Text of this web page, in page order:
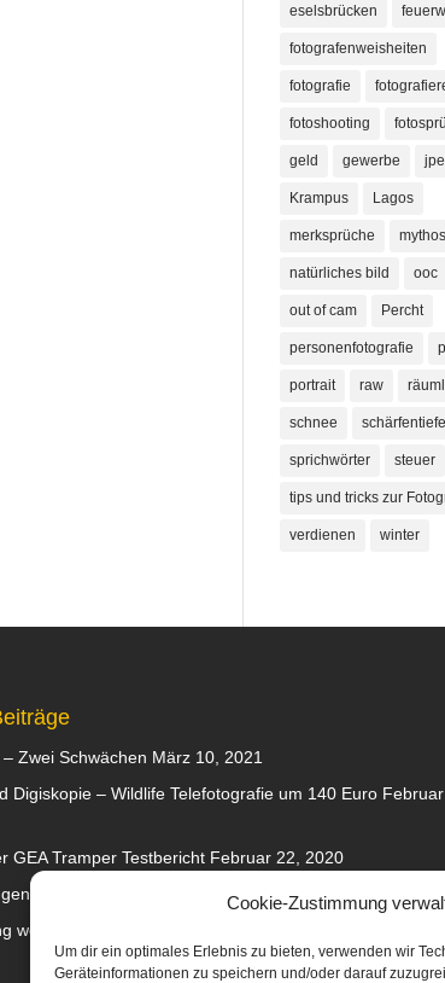
Cookie-Zustimmung
Um dir ein optimales Erlebnis zu bieten, verwenden wir
Geräteinformationen zu speichern und/oder darauf
eselsbrücken
fotografenweisheiten
fotografie
fotoshooting
geld gewerbe
Krampus Lagos
merksprüche mythos
natürliches bild ooc
out of cam Percht
personenfotografie
portrait raw
schnee schärfentiefe
sprichwörter steuer
tips und tricks zur
verdienen winter
Zwei Schwächen März 10, 2021
Digiskopie – Wildlife Telefotografie um 140 Euro Februar
GEA Tramper Testbericht Februar 22, 2020
wegen Fotos